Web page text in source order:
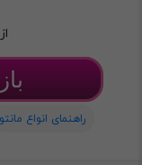
راهنمای انواع مانتو